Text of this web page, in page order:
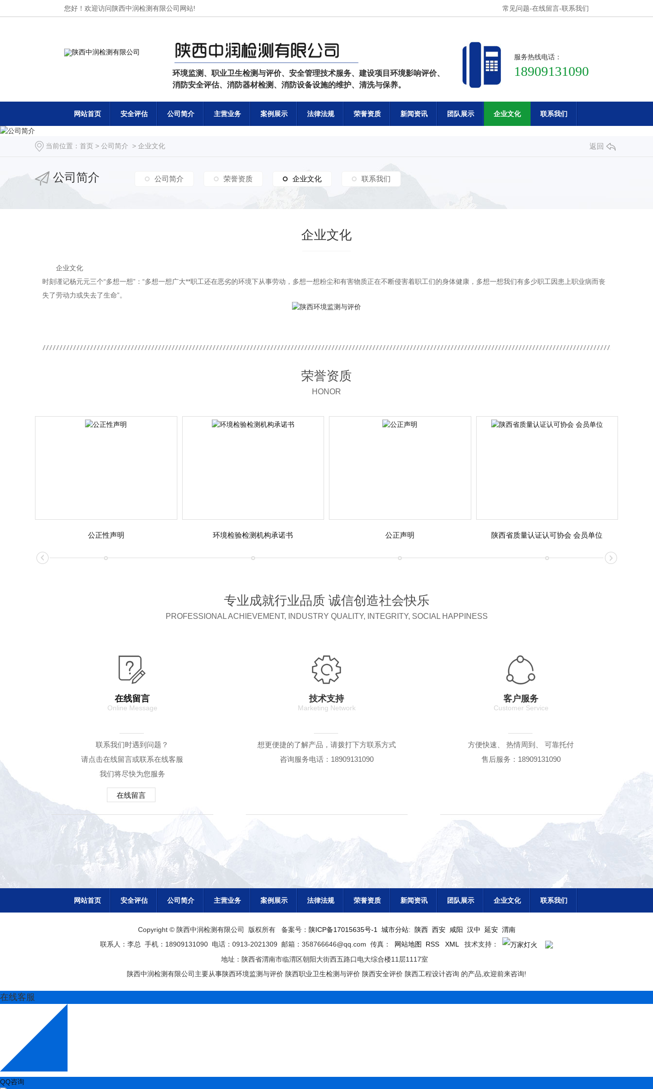
您好！欢迎访问陕西中润检测有限公司网站! 常见问题-在线留言-联系我们
环境监测、职业卫生检测与评价、安全管理技术服务、建设项目环境影响评价、
消防安全评估、消防器材检测、消防设备设施的维护、清洗与保养。
服务热线电话：
18909131090
网站首页 安全评估 公司简介 主营业务 案例展示 法律法规 荣誉资质 新闻资讯 团队展示 企业文化 联系我们
当前位置： 首页 > 公司简介 > 企业文化 返回
公司简介 公司简介 荣誉资质 企业文化
企业文化 联系我们
企业文化
企业文化
时刻谨记杨元元三个“多想一想”：“多想一想广大**职工还在恶劣的环境下从事劳动，多想一想粉尘和有害物质正在不断侵害着职工们的身体健康，多想一想我们有多少职工因患上职业病而丧
失了劳动力或失去了生命”。
荣誉资质
HONOR
公正性声明 环境检验检测机构承诺书 公正声明 陕西省质量认证认可协会 会员单位
专业成就行业品质 诚信创造社会快乐
PROFESSIONAL ACHIEVEMENT, INDUSTRY QUALITY, INTEGRITY, SOCIAL HAPPINESS
在线留言
Online Message
联系我们时遇到问题？
请点击在线留言或联系在线客服
我们将尽快为您服务
在线留言
技术支持
Marketing Network
想更便捷的了解产品，请拨打下方联系方式
咨询服务电话：18909131090
客户服务
Customer Service
方便快速、 热情周到、 可靠托付
售后服务：18909131090
网站首页 安全评估 公司简介 主营业务 案例展示 法律法规 荣誉资质 新闻资讯 团队展示 企业文化 联系我们
Copyright © 陕西中润检测有限公司 版权所有 备案号： 陕ICP备17015635号-1 城市分站: 陕西 西安 咸阳 汉中 延安 渭南
联系人：李总 手机：18909131090 电话：0913-2021309 邮箱：358766646@qq.com 传真： 网站地图 RSS XML
技术支持：
地址：陕西省渭南市临渭区朝阳大街西五路口电大综合楼11层1117室
陕西中润检测有限公司主要从事陕西环境监测与评价 陕西职业卫生检测与评价 陕西安全评价 陕西工程设计咨询 的产品,欢迎前来咨询!
在线客服
QQ咨询